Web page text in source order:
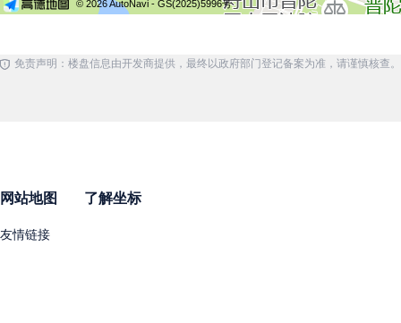
© 2026 AutoNavi - GS(2025)5996号
免责声明：楼盘信息由开发商提供，最终以政府部门登记备案为准，请谨慎核查。
网站地图 了解坐标
友情链接